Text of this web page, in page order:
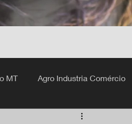
MT Agro Industria Comércio